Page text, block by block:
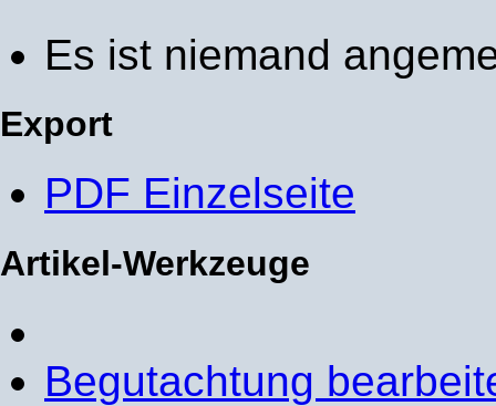
Es ist niemand
Export
PDF Einzelseite
Artikel-Werkzeuge
Begutachtung